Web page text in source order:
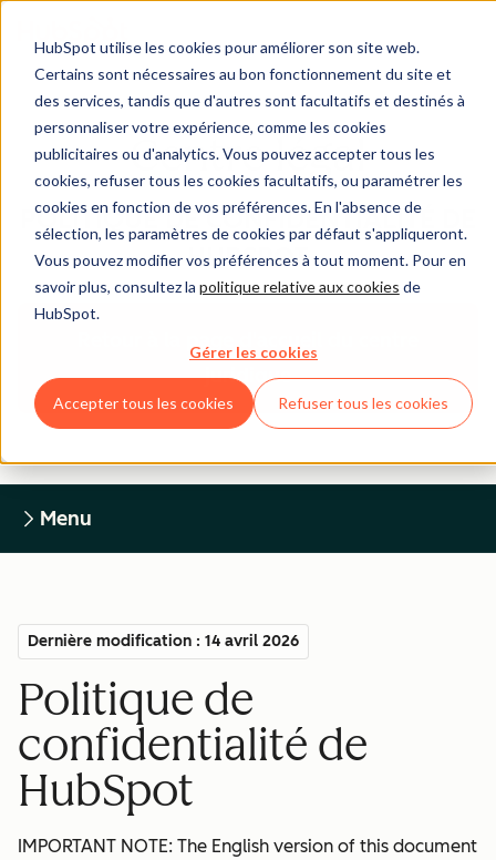
HubSpot utilise les cookies pour améliorer son site web.
Certains sont nécessaires au bon fonctionnement du site et
des services, tandis que d'autres sont facultatifs et destinés à
personnaliser votre expérience, comme les cookies
publicitaires ou d'analytics. Vous pouvez accepter tous les
cookies, refuser tous les cookies facultatifs, ou paramétrer les
cookies en fonction de vos préférences. En l'absence de
sélection, les paramètres de cookies par défaut s'appliqueront.
Vous pouvez modifier vos préférences à tout moment. Pour en
savoir plus, consultez la politique relative aux cookies de
HubSpot.
Gérer les cookies
Accepter tous les cookies Refuser tous les cookies
Centre légal
POLITIQUE DE CONFIDENTIALITÉ DE
HUBSPOT
juridique
Menu
Dernière modification : 14 avril 2026
Politique de
confidentialité de
HubSpot
IMPORTANT NOTE: The English version of this document